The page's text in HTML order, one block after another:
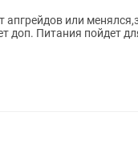
апгрейдов или
доп. Питания пойдет